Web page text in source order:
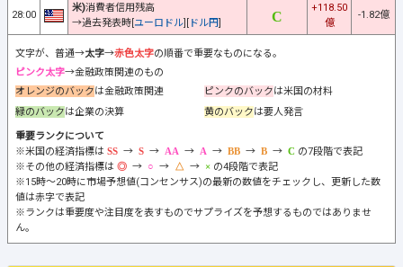
28:00
米)消費者信用残高
→過去発表時[ユーロドル][ ドル円]
+118.50
億
-1.82億
文字が、普通→太字→赤色太字の順番で重要なものになる。
ピンク太字→金融政策関連のもの
オレンジのバックは金融政策関連 ピンクのバックは米国の材料
緑のバックは企業の決算 黄のバックは要人発言
重要ランクについて
※米国の経済指標は
→ → → → → →
の7段階で表記
※その他の経済指標は
→ → →
の4段階で表記
※15時～20時に市場予想値(コンセンサス)の最新の数値をチェックし、更新した数
値は赤字で表記
※ランクは重要度や注目度を表すものでサプライズを予想するものではありませ
ん。